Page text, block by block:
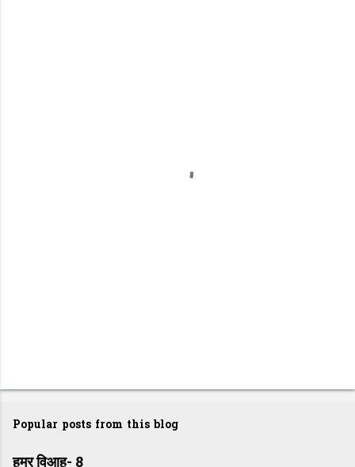
Popular posts from this blog
हमर विआह- 8